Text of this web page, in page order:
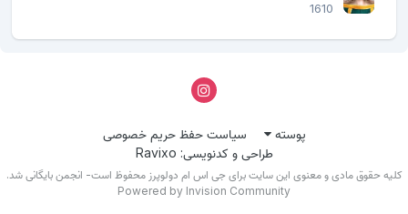
1610
پوسته
سیاست حفظ حریم خصوصی
طراحی و کدنویسی: Ravixo
حقوق مادی و معنوی این سایت برای جی اس ام دولوپرز محفوظ است- انجمن بایگانی شد.
Powered by Invision Community